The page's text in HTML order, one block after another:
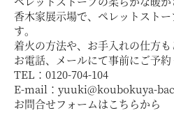
お問い合わせ
モデルハウス
香木家展示場で、ペレットスト
す。
着火の方法や、お手入れの仕方も
お電話、メールにて事前にご予約
TEL：0120-704-104
E-mail：yuuki@koubokuya-
お問合せフォームはこちらから